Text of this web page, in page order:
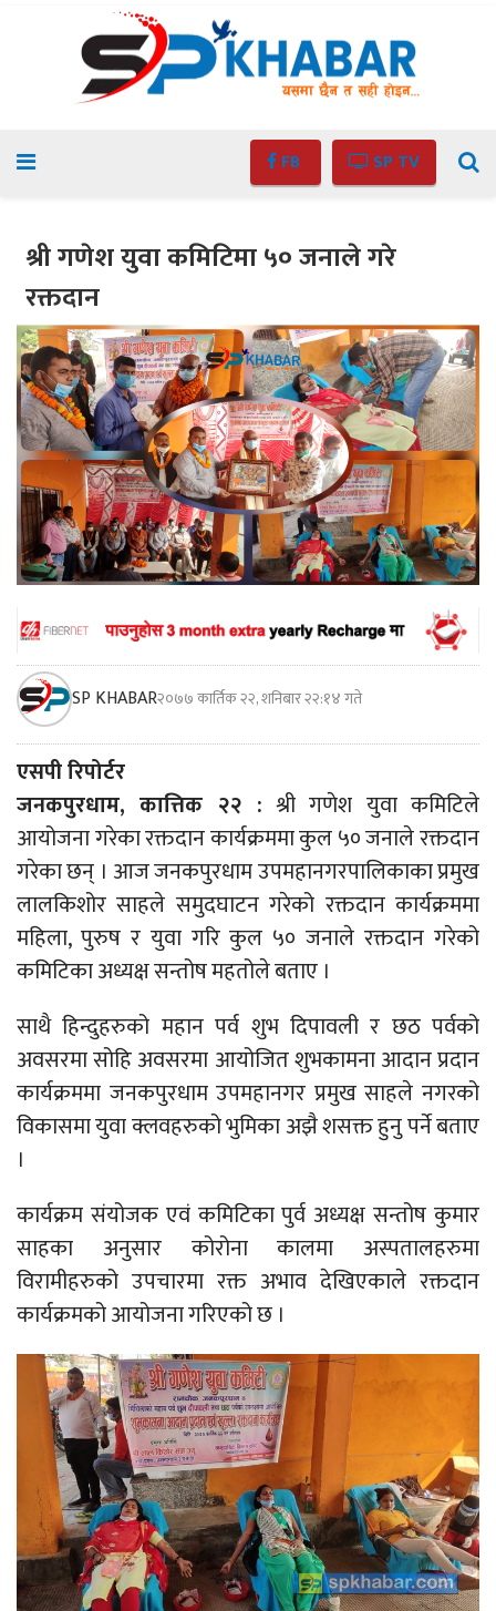
FB SP TV
श्री गणेश युवा कमिटिमा ५० जनाले गरे
रक्तदान
SP KHABAR२०७७ कार्तिक २२, शनिबार २२:१४ गते
एसपी रिपोर्टर
जनकपुरधाम, कात्तिक २२ : श्री गणेश युवा कमिटिले
आयोजना गरेका रक्तदान कार्यक्रममा कुल ५० जनाले रक्तदान
गरेका छन् । आज जनकपुरधाम उपमहानगरपालिकाका प्रमुख
लालकिशोर साहले समुदघाटन गरेको रक्तदान कार्यक्रममा
महिला, पुरुष र युवा गरि कुल ५० जनाले रक्तदान गरेको
कमिटिका अध्यक्ष सन्तोष महतोले बताए ।
साथै हिन्दुहरुको महान पर्व शुभ दिपावली र छठ पर्वको
अवसरमा सोहि अवसरमा आयोजित शुभकामना आदान प्रदान
कार्यक्रममा जनकपुरधाम उपमहानगर प्रमुख साहले नगरको
विकासमा युवा क्लवहरुको भुमिका अझै शसक्त हुनु पर्ने बताए
।
कार्यक्रम संयोजक एवं कमिटिका पुर्व अध्यक्ष सन्तोष कुमार
साहका अनुसार कोरोना कालमा अस्पतालहरुमा
विरामीहरुको उपचारमा रक्त अभाव देखिएकाले रक्तदान
कार्यक्रमको आयोजना गरिएको छ ।